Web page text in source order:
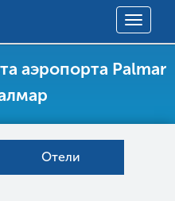
Toggle
аэропорта Palmar
Отели